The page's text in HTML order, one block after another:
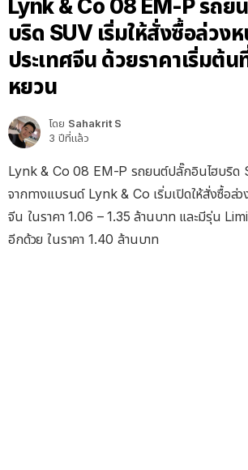
Lynk & Co 08 EM-P รถย
บริด SUV เริ่มให้สั่งซื้อล่วง
ประเทศจีน ด้วยราคาเริ่มต้
หยวน
โดย Sahakrit S
3 ปีที่แล้ว
Lynk & Co 08 EM-P รถยนต์ปลั๊กอินไฮบริด
จากทางแบรนด์ Lynk & Co เริ่มเปิดให้สั่งซื้อล่ว
จีน ในราคา 1.06 – 1.35 ล้านบาท และมีรุ่น
อีกด้วย ในราคา 1.40 ล้านบาท